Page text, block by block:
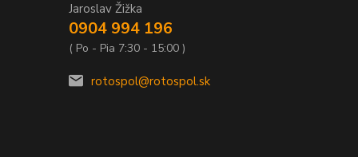
Jaroslav Žižka
0904 994 196
( Po - Pia 7:30 - 15:00 )
rotospol@rotospol.sk